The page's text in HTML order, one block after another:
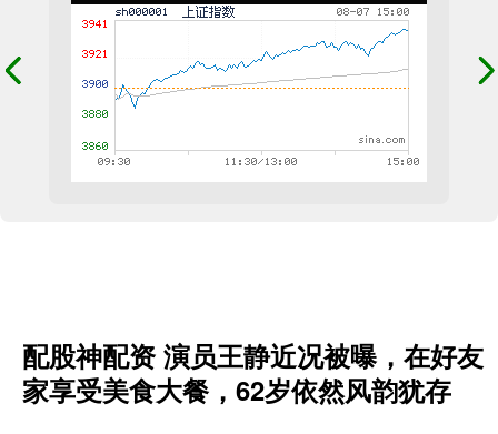
配股神配资 演员王静近况被曝，在好友
家享受美食大餐，62岁依然风韵犹存